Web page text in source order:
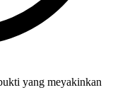
yang meyakinkan